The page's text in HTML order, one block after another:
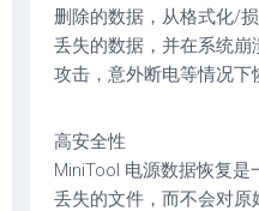
删除的数据，从格式化/
丢失的数据，并在系统
攻击，意外断电等情况下
高安全性
MiniTool 电源数据恢复
丢失的文件，而不会对原